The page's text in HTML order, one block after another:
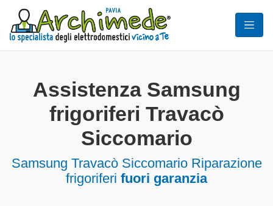
Assistenza Samsung
frigoriferi Travacò
Siccomario
Samsung Travacò Siccomario Riparazione
frigoriferi fuori garanzia